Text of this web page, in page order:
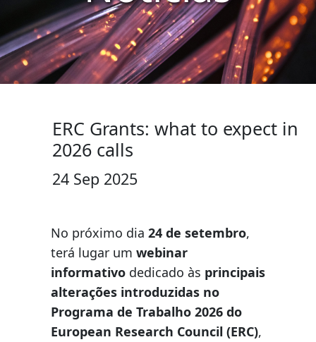
ERC Grants: what to expect in
2026 calls
24 Sep 2025
No próximo dia 24 de setembro,
terá lugar um webinar
informativo dedicado às principais
alterações introduzidas no
Programa de Trabalho 2026 do
European Research Council (ERC),